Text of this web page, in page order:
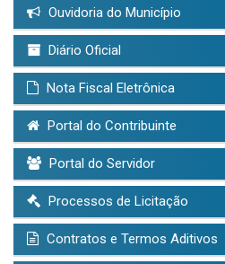
Ouvidoria do Município
Diário Oficial
Nota Fiscal Eletrônica
Portal do Contribuinte
Portal do Servidor
Processos de Licitação
Contratos e Termos Aditivos